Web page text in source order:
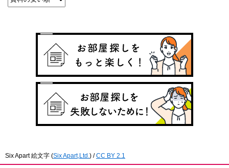
Six Apart 絵文字 (Six Apart,Ltd. ) /CC BY 2.1